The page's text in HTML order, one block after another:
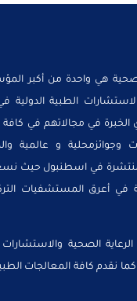
هي واحدة من أكبر
الطبية الدولية
الخبرة في مجالاتهم في
وجوائزمحلية و عالمية
في اسطنبول حيث
في أعرق المستشفيات
الصحية والاستشارات
نقدم كافة المعالجات